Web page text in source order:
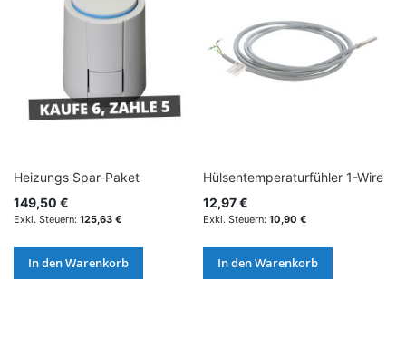
Heizungs Spar-Paket
149,50 €
125,63 €
In den Warenkorb
Hülsentemperaturfühler 1-Wire
12,97 €
10,90 €
In den Warenkorb